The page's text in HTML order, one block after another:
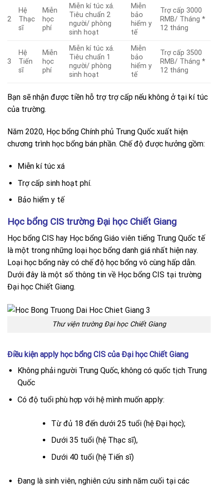
2
Hệ
Thạc
sĩ
Miễn
học
phí
Miễn kí túc xá.
Tiêu chuẩn 2
người/ phòng
sinh hoạt
Miễn
bảo
hiểm y
tế
Trợ cấp 3000
RMB/ Tháng *
12 tháng
3
Hệ
Tiến
sĩ
Miễn
học
phí
Miễn kí túc xá.
Tiêu chuẩn 1
người/ phòng
sinh hoạt
Miễn
bảo
hiểm y
tế
Trợ cấp 3500
RMB/ Tháng *
12 tháng
Bạn sẽ nhận được tiền hỗ trợ trợ cấp nếu không ở tại kí túc
của trường.
Năm 2020, Học bổng Chính phủ Trung Quốc xuất hiện
chương trình học bổng bán phần. Chế độ được hưởng gồm:
Miễn kí túc xá
Trợ cấp sinh hoạt phí.
Bảo hiểm y tế
Học bổng CIS trường Đại học Chiết Giang
Học bổng CIS hay Học bổng Giáo viên tiếng Trung Quốc tế
là một trong những loại học bổng danh giá nhất hiện nay.
Loại học bổng này có chế độ học bổng vô cùng hấp dẫn.
Dưới đây là một số thông tin về Học bổng CIS tại trường
Đại học Chiết Giang.
Thư viện trường Đại học Chiết Giang
Điều kiện apply học bổng CIS của Đại học Chiết Giang
Không phải người Trung Quốc, không có quốc tịch Trung
Quốc
Có độ tuổi phù hợp với hệ mình muốn apply:
Từ đủ 18 đến dưới 25 tuổi (hệ Đại học);
Dưới 35 tuổi (hệ Thạc sĩ),
Dưới 40 tuổi (hệ Tiến sĩ)
Đang là sinh viên, nghiên cứu sinh năm cuối tại các